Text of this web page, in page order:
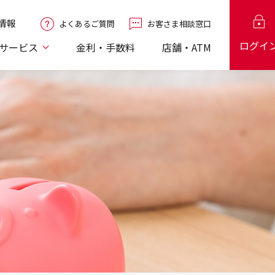
報 よくあるご質問 お客さま相談窓口
ログイ
ービス 金利・手数料 店舗・ATM
仲介業務
ーン
険
（iDeCo）
座振替
ビス
会議所会員
融資
税理士向け融資
Q&A 電子記録債権「でんさい」
被害補償制度について
座振替
ビス